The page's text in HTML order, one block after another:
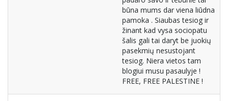
būna mums dar viena liūdna
pamoka . Siaubas tesiog ir
žinant kad vysa sociopatu
šalis gali tai daryt be juokių
pasekmių nesustojant
tesiog. Niera vietos tam
blogiui musu pasaulyje !
FREE, FREE PALESTINE !